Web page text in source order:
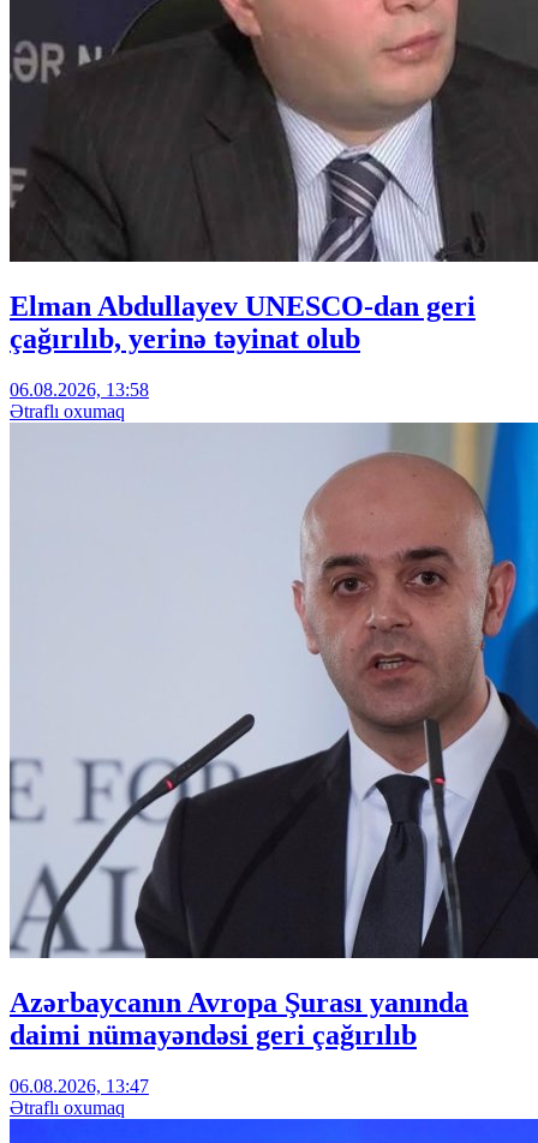
Elman Abdullayev UNESCO-dan geri
çağırılıb, yerinə təyinat olub
06.08.2026, 13:58
Ətraflı oxumaq
Azərbaycanın Avropa Şurası yanında
daimi nümayəndəsi geri çağırılıb
06.08.2026, 13:47
Ətraflı oxumaq